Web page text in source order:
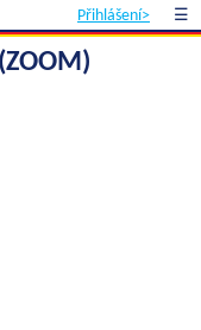
Přihlášení> ☰